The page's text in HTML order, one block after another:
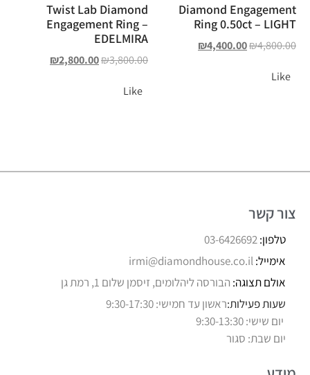
Diamond Engagement
Ring 0.50ct – LIGHT
₪4,800.00
₪4,400.00
Like
Twist Lab Diamond
Engagement Ring –
EDELMIRA
₪3,800.00
₪2,800.00
Like
צור קשר
טלפון:03-6426692
אימייל:irmi@diamondhouse.co.il
אולם תצוגה: הבורסה ליהלומים, זיסמן שלום 1, רמת גן
שעות פעילות:ראשון עד חמישי: 9:30-17:30
יום שישי: 9:30-13:30
יום שבת: סגור